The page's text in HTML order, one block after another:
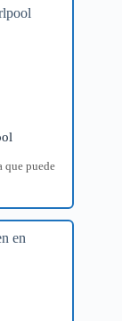
que puede